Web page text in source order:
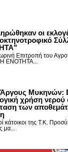
οι
Επιτροπή του
Η ΕΝΟΤΗΤΑ...
Μυκηνών:
χρήση
των
κάτοικοι της Τ.Κ.
μα...